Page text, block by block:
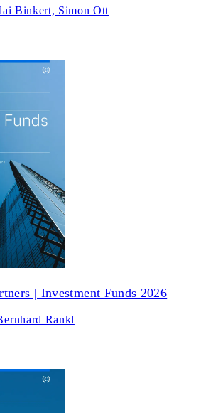
Binkert, Simon Ott
| Investment Funds 2026
Rankl